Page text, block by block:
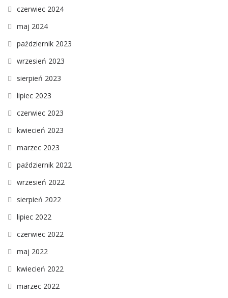
czerwiec 2024
maj 2024
październik 2023
wrzesień 2023
sierpień 2023
lipiec 2023
czerwiec 2023
kwiecień 2023
marzec 2023
październik 2022
wrzesień 2022
sierpień 2022
lipiec 2022
czerwiec 2022
maj 2022
kwiecień 2022
marzec 2022